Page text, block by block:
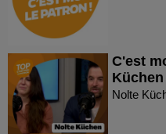
C'est
Küchen
Nolte